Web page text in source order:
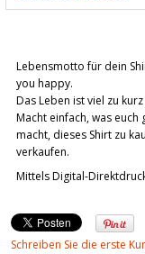
Lebensmotto für dein
you happy.
Das Leben ist viel zu
Macht einfach, was euch
macht, dieses Shirt zu
verkaufen.
Mittels Digital-
Schreiben Sie die erste